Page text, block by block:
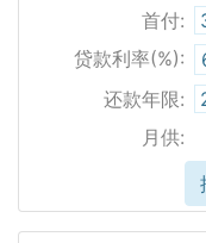
首付:
贷款利率(%):
还款年限:
月供: